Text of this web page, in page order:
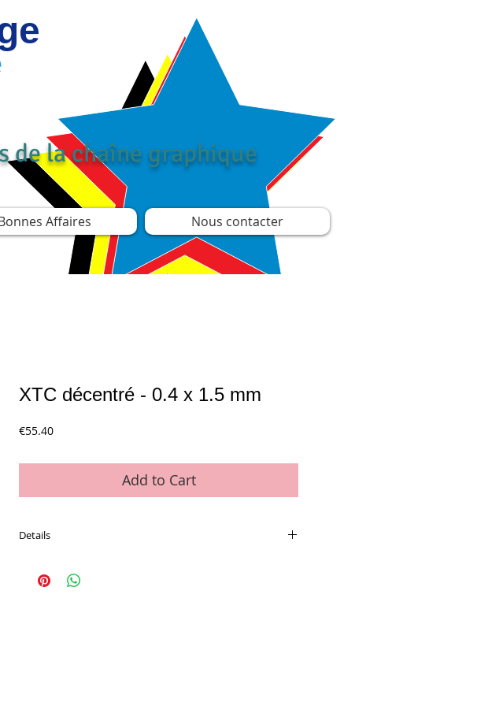
de la chaîne graphique
Affaires Nous contacter
XTC décentré - 0.4 x 1.5 mm
€55.40Price
Add to Cart
Details